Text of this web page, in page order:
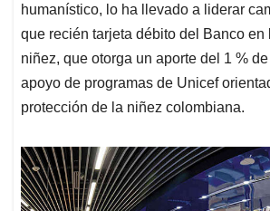
humanístico, lo ha llevado a liderar
que recién tarjeta débito del Banco en
niñez, que otorga un aporte del 1 % de
apoyo de programas de Unicef
protección de la niñez colombiana.